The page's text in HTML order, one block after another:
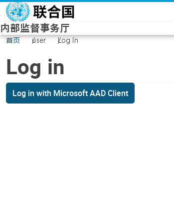
Skip to main content
内部监督事务厅
首页 user Log in
Log in
Log in with Microsoft AAD Client